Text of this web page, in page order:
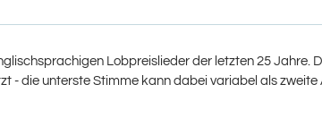
Lobpreislieder der letzten 25 Jahre.
- die unterste Stimme kann dabei variabel als